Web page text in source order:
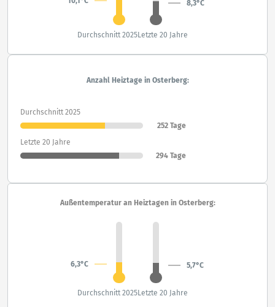
8,3°C
Durchschnitt 2025Letzte 20 Jahre
Anzahl Heiztage in Osterberg:
Durchschnitt 2025
252 Tage
Letzte 20 Jahre
294 Tage
Außentemperatur an Heiztagen in Osterberg:
6,3°C 5,7°C
Durchschnitt 2025Letzte 20 Jahre